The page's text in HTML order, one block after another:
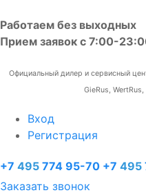
Работаем без выходных
Прием заявок с 7:00-
Официальный дилер и сервисный
GieRus,
Вход
Регистрация
+7 495 774 95-70 +7 495
Заказать звонок